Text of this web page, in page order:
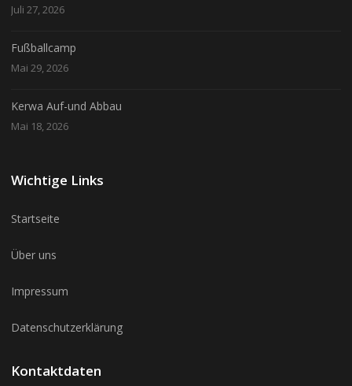
Juli 27, 2026
Fußballcamp
Mai 29, 2026
Kerwa Auf-und Abbau
Mai 18, 2026
Wichtige Links
Startseite
Über uns
Impressum
Datenschutzerklärung
Kontaktdaten